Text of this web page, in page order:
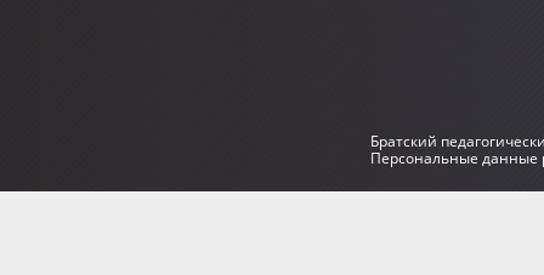
Братский
Персональные данные